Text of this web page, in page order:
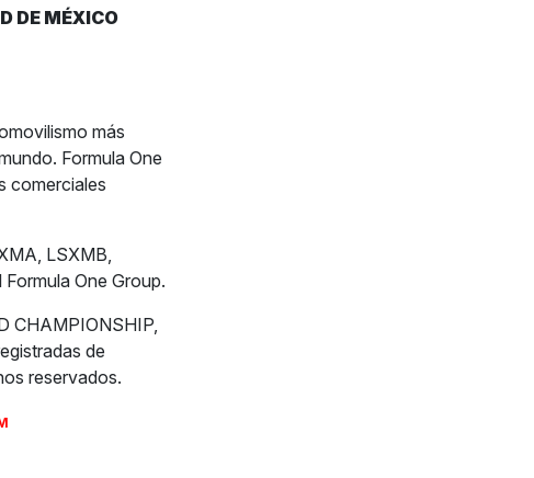
DE MÉXICO
más
Formula One
comerciales
LSXMB,
One Group.
CHAMPIONSHIP,
de
reservados.